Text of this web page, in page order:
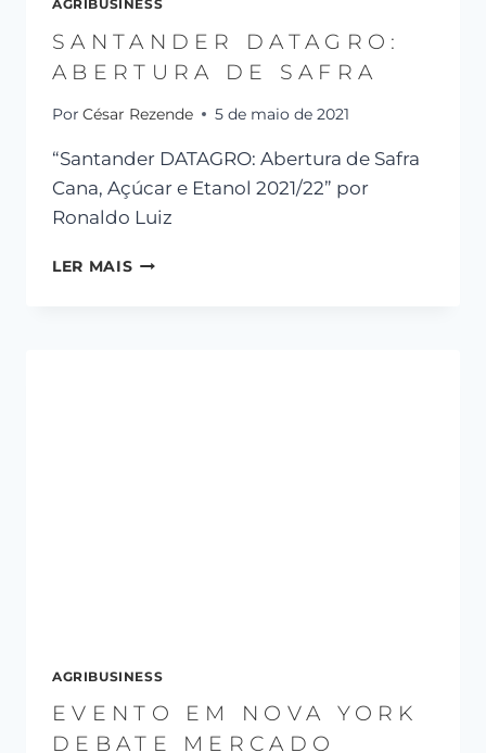
AGRIBUSINESS
SANTANDER DATAGRO:
ABERTURA DE SAFRA
Por César Rezende 5 de maio de 2021
“Santander DATAGRO: Abertura de Safra
Cana, Açúcar e Etanol 2021/22” por
Ronaldo Luiz
LER MAIS
AGRIBUSINESS
EVENTO EM NOVA YORK
DEBATE MERCADO